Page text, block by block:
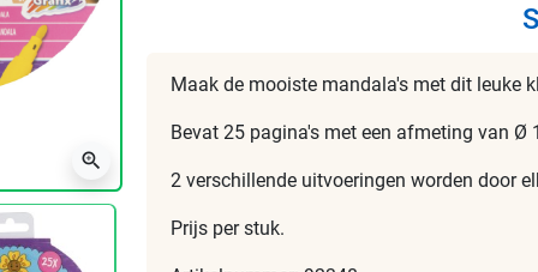
zoom_in
Maak de mooiste mandala's met dit leuke
Bevat 25 pagina's met een afmeting van Ø
2 verschillende uitvoeringen worden door
Prijs per stuk.